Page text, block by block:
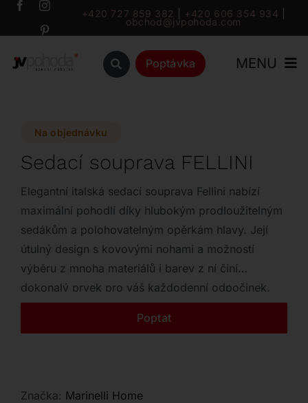
Přeskočit
+420 727 859 382 +420 606 354 934
obchod@jvpohoda.com
Poptávka MENU
Katalog
Značky
Outlet
Kontakt
Na objednávku
Sedací souprava FELLINI
Elegantní italská sedací souprava Fellini nabízí
maximální pohodlí díky hlubokým prodloužitelným
sedákům a polohovatelným opěrkám hlavy. Její
útulný design s kovovými nohami a možností
výběru z mnoha materiálů i barev z ní činí
dokonalý prvek pro váš každodenní odpočinek.
Poptat
Značka: Marinelli Home